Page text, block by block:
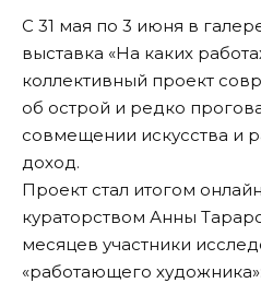
С 31 мая по 3 июня в
выставка «На каких
коллективный проект
об острой и редко
совмещении искусства и
доход.
Проект стал итогом
кураторством Анны
месяцев участники
«работающего